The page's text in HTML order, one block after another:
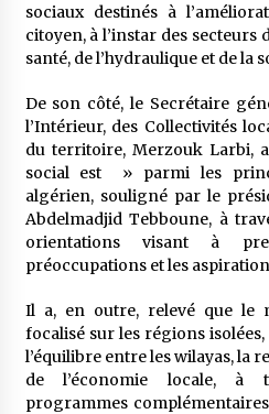
sociaux destinés à
citoyen, à l’instar des secteurs
santé, de l’hydraulique et de la
De son côté, le Secrétaire
l’Intérieur, des Collectivités
du territoire, Merzouk Larbi,
social est » parmi les
algérien, souligné par le
Abdelmadjid Tebboune, à
orientations visant à
préoccupations et les
Il a, en outre, relevé que le
focalisé sur les régions
l’équilibre entre les wilayas, la
de l’économie locale, à
programmes